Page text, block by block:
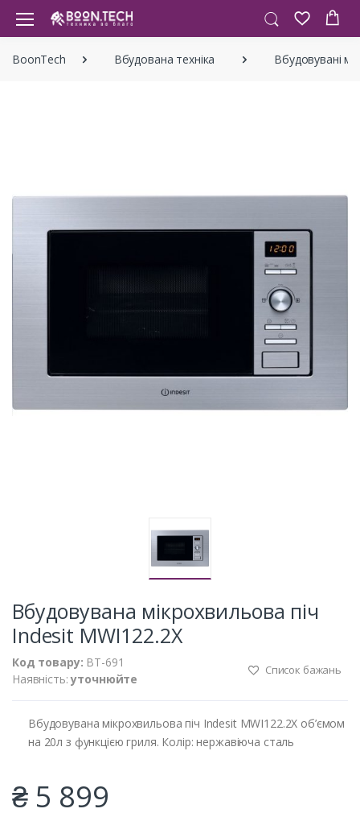
BoonTech Вбудована техніка Вбудовувані
Вбудовувана мікрохвильова піч
Indesit MWI122.2X
Код товару: BT-691
Наявність:уточнюйте
Список бажань
Вбудовувана мiкрохвильова пiч Indesit MWI122.2X об’ємом
на 20л з функцією гриля. Колір: нержавіюча сталь
₴ 5 899